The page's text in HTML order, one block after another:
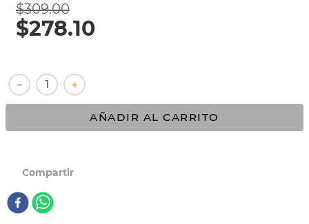
$309.00
$278.10
＋
－
AÑADIR AL CARRITO
9. COMAL